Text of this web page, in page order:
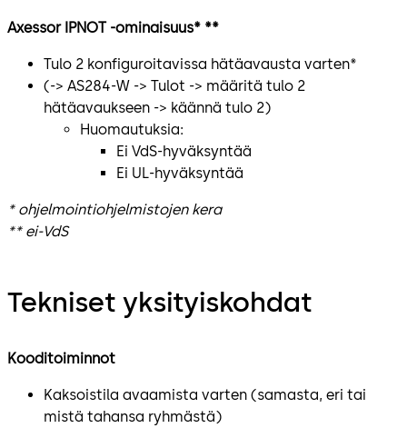
Axessor IPNOT -ominaisuus* **
Tulo 2 konfiguroitavissa hätäavausta varten*
(-> AS284-W -> Tulot -> määritä tulo 2
hätäavaukseen -> käännä tulo 2)
Huomautuksia:
Ei VdS-hyväksyntää
Ei UL-hyväksyntää
* ohjelmointiohjelmistojen kera
** ei-VdS
Tekniset yksityiskohdat
Kooditoiminnot
Kaksoistila avaamista varten (samasta, eri tai
mistä tahansa ryhmästä)